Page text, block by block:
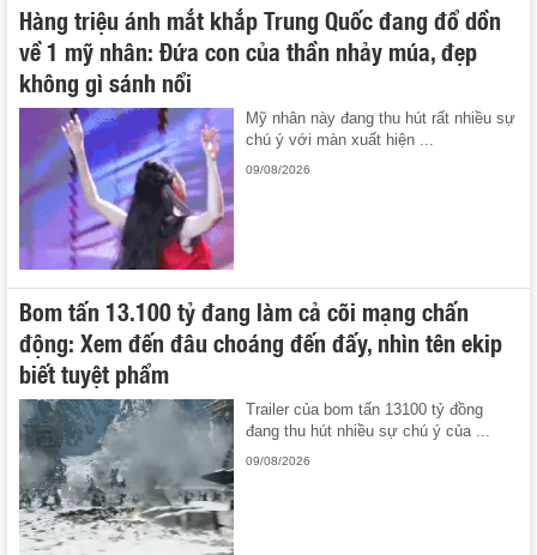
Hàng triệu ánh mắt khắp Trung Quốc đang đổ dồn
về 1 mỹ nhân: Đứa con của thần nhảy múa, đẹp
không gì sánh nổi
Mỹ nhân này đang thu hút rất nhiều sự
chú ý với màn xuất hiện ...
09/08/2026
Bom tấn 13.100 tỷ đang làm cả cõi mạng chấn
động: Xem đến đâu choáng đến đấy, nhìn tên ekip
biết tuyệt phẩm
Trailer của bom tấn 13100 tỷ đồng
đang thu hút nhiều sự chú ý của ...
09/08/2026